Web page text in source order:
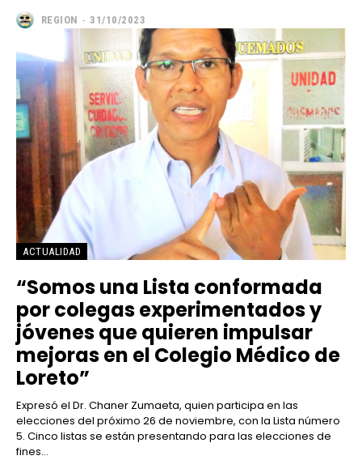
REGION - 31/10/2023
ACTUALIDAD
“Somos una Lista conformada
por colegas experimentados y
jóvenes que quieren impulsar
mejoras en el Colegio Médico de
Loreto”
Expresó el Dr. Chaner Zumaeta, quien participa en las
elecciones del próximo 26 de noviembre, con la Lista número
5. Cinco listas se están presentando para las elecciones de
fines...